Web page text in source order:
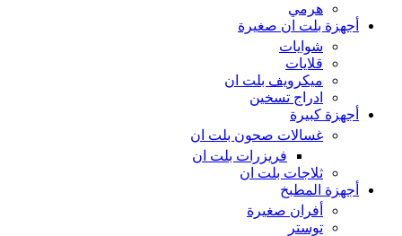
هرمي
أجهزة بلت ان صغيرة
شوايات
قلايات
ميكرويف بلت ان
ادراج تسخين
أجهزة كبيرة
غسالات صحون بلت ان
فريزرات بلت ان
ثلاجات بلت ان
أجهزة المطبخ
أفران صغيرة
توستر